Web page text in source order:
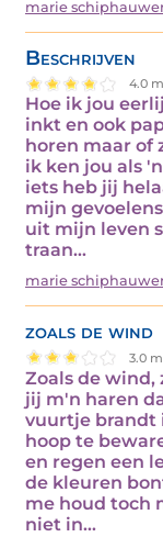
marie
Beschrijven
4.0
Hoe ik jou
inkt en ook
horen maar of
ik ken jou als
iets heb jij
mijn
uit mijn leven
traan…
marie
zoals de wind
3.0
Zoals de wind,
jij m'n haren
vuurtje brandt
hoop te
en regen een
de kleuren
me houd toch
niet in…